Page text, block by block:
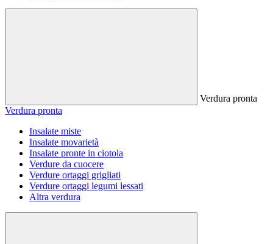
Verdura pronta
Verdura pronta
Insalate miste
Insalate movarietà
Insalate pronte in ciotola
Verdure da cuocere
Verdure ortaggi grigliati
Verdure ortaggi legumi lessati
Altra verdura